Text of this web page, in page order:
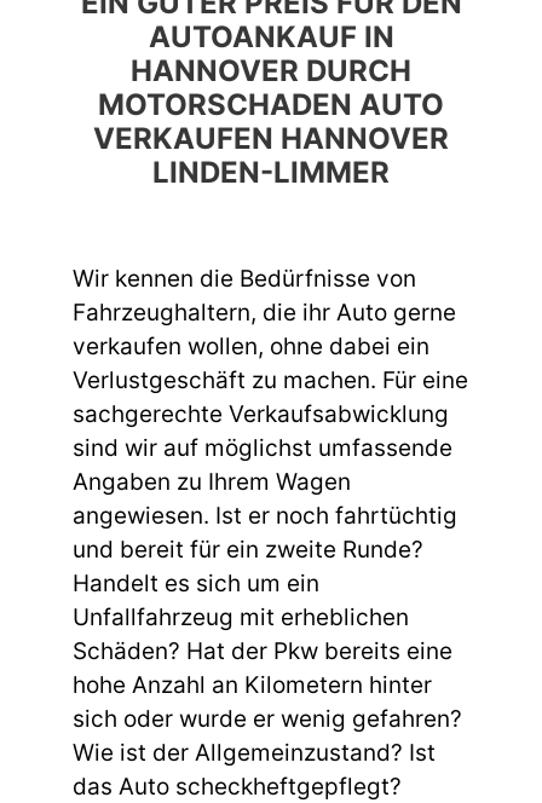
AUTOANKAUF IN
HANNOVER DURCH
MOTORSCHADEN AUTO
VERKAUFEN HANNOVER
LINDEN-LIMMER
Wir kennen die Bedürfnisse von
Fahrzeughaltern, die ihr Auto gerne
verkaufen wollen, ohne dabei ein
Verlustgeschäft zu machen. Für eine
sachgerechte Verkaufsabwicklung
sind wir auf möglichst umfassende
Angaben zu Ihrem Wagen
angewiesen. Ist er noch fahrtüchtig
und bereit für ein zweite Runde?
Handelt es sich um ein
Unfallfahrzeug mit erheblichen
Schäden? Hat der Pkw bereits eine
hohe Anzahl an Kilometern hinter
sich oder wurde er wenig gefahren?
Wie ist der Allgemeinzustand? Ist
das Auto scheckheftgepflegt?